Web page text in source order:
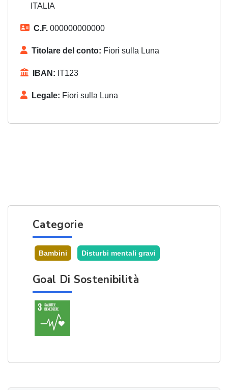
ITALIA
C.F. 000000000000
Titolare del conto: Fiori sulla Luna
IBAN: IT123
Legale: Fiori sulla Luna
Categorie
Bambini Disturbi mentali gravi
Goal Di Sostenibilità